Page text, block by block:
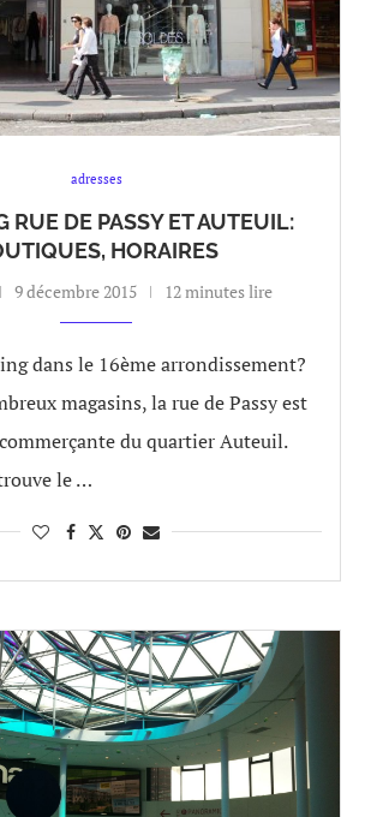
adresses
RUE DE PASSY ET AUTEUIL:
HORAIRES
9 décembre 2015 12 minutes lire
dans le 16ème arrondissement?
magasins, la rue de Passy est
du quartier Auteuil.
le …